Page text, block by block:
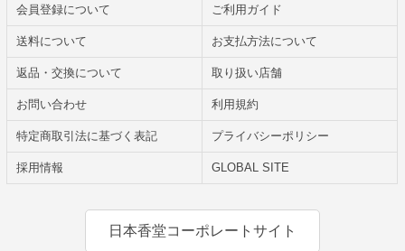
会員登録について ご利用ガイド
送料について お支払方法について
返品・交換について 取り扱い店舗
お問い合わせ 利用規約
特定商取引法に基づく表記 プライバシーポリシー
採用情報 GLOBAL SITE
日本香堂コーポレートサイト